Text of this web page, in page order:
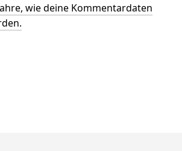
wie deine Kommentardaten